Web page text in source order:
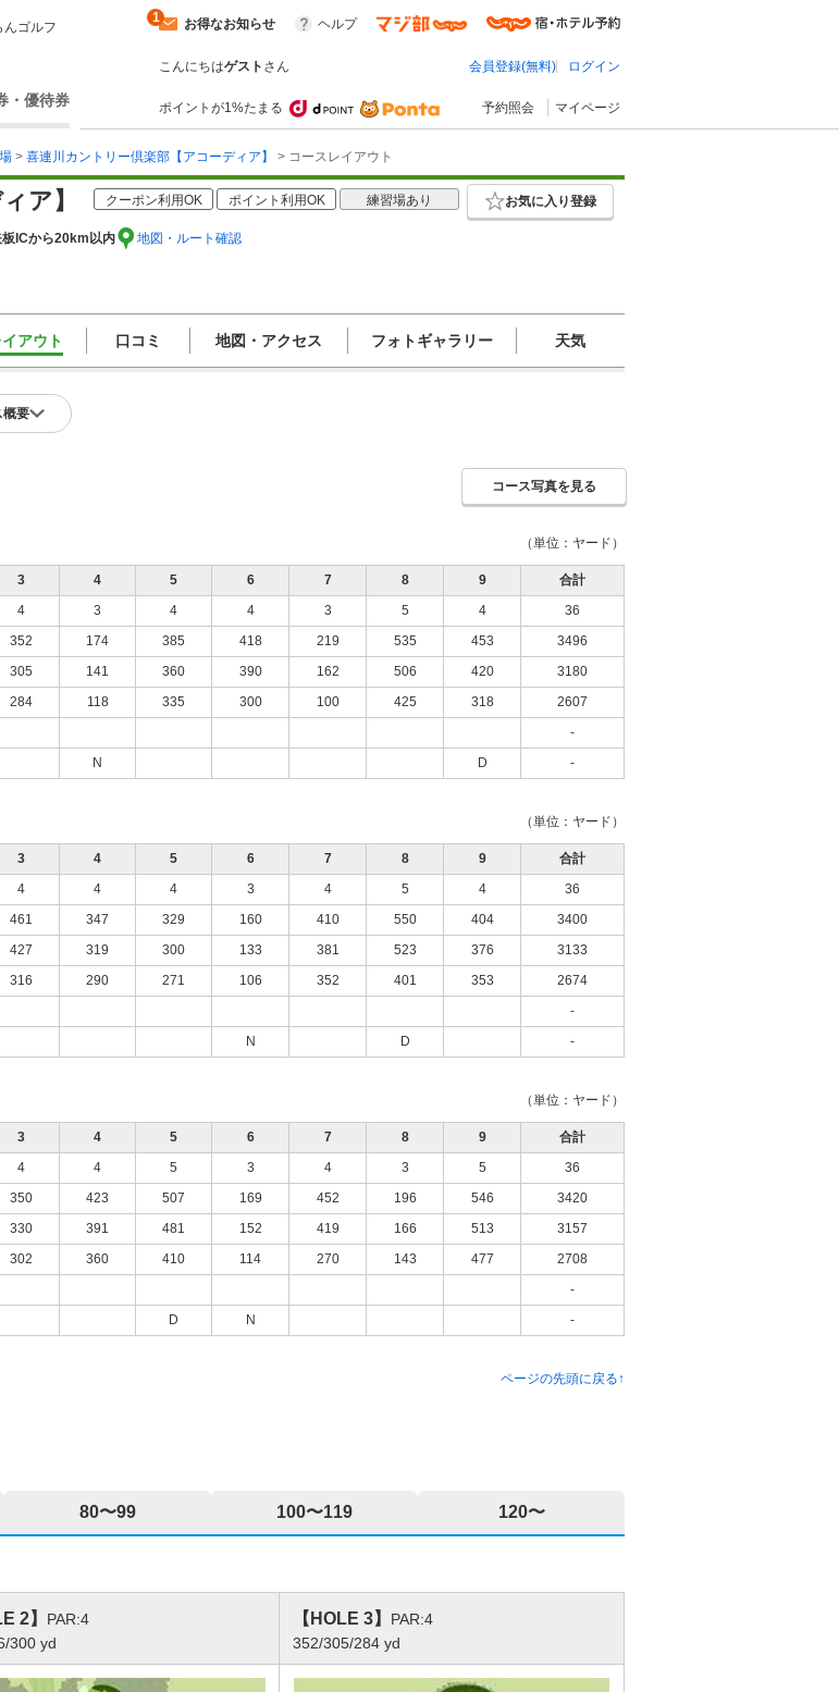
んゴルフ
・優待券
お得なお知らせ
1 ヘルプ
こんにちはゲスト さん 会員登録(無料) ログイン
ポイントが1%たまる 予約照会 マイページ
> 喜連川カントリー倶楽部【アコーディア】 > コースレイアウト
ア】 クーポン利用OK ポイント利用OK 練習場あり お気に入り登録
板ICから20km以内 地図・ルート確認
アウト 口コミ 地図・アクセス フォトギャラリー 天気
概要
コース写真を見る
（単位：ヤード）
3 4 5 6 7 8 9
合計
4 3 4 4 3 5 4 36
352 174 385 418 219 535 453
3496
305 141 360 390 162 506 420
3180
284 118 335 300 100 425 318
2607
-
N D -
（単位：ヤード）
3 4 5 6 7 8 9
合計
4 4 4 3 4 5 4 36
461 347 329 160 410 550 404
3400
427 319 300 133 381 523 376
3133
316 290 271 106 352 401 353
2674
-
N D -
（単位：ヤード）
3 4 5 6 7 8 9
合計
4 4 5 3 4 3 5 36
350 423 507 169 452 196 546
3420
330 391 481 152 419 166 513
3157
302 360 410 114 270 143 477
2708
-
D N -
ページの先頭に戻る↑
80〜99 100〜119 120〜
2】 PAR:4
300 yd
【HOLE 3】 PAR:4
352/305/284 yd